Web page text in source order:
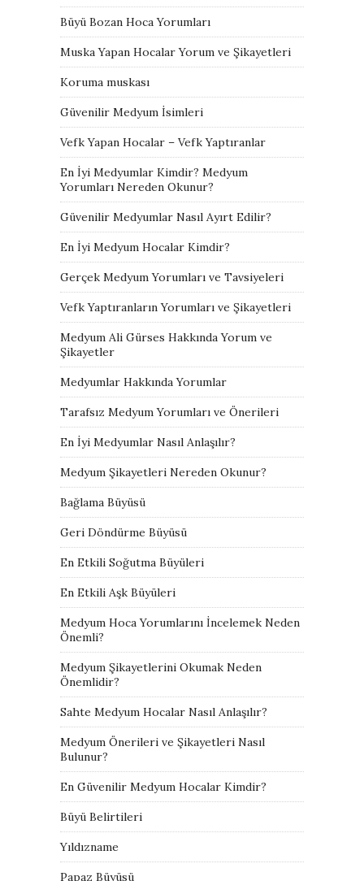
Büyü Bozan Hoca Yorumları
Muska Yapan Hocalar Yorum ve Şikayetleri
Koruma muskası
Güvenilir Medyum İsimleri
Vefk Yapan Hocalar – Vefk Yaptıranlar
En İyi Medyumlar Kimdir? Medyum
Yorumları Nereden Okunur?
Güvenilir Medyumlar Nasıl Ayırt Edilir?
En İyi Medyum Hocalar Kimdir?
Gerçek Medyum Yorumları ve Tavsiyeleri
Vefk Yaptıranların Yorumları ve Şikayetleri
Medyum Ali Gürses Hakkında Yorum ve
Şikayetler
Medyumlar Hakkında Yorumlar
Tarafsız Medyum Yorumları ve Önerileri
En İyi Medyumlar Nasıl Anlaşılır?
Medyum Şikayetleri Nereden Okunur?
Bağlama Büyüsü
Geri Döndürme Büyüsü
En Etkili Soğutma Büyüleri
En Etkili Aşk Büyüleri
Medyum Hoca Yorumlarını İncelemek Neden
Önemli?
Medyum Şikayetlerini Okumak Neden
Önemlidir?
Sahte Medyum Hocalar Nasıl Anlaşılır?
Medyum Önerileri ve Şikayetleri Nasıl
Bulunur?
En Güvenilir Medyum Hocalar Kimdir?
Büyü Belirtileri
Yıldızname
Papaz Büyüsü